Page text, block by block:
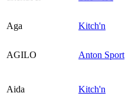
Aga
Kitch'n
AGILO Anton Sport
Aida Kitch'n